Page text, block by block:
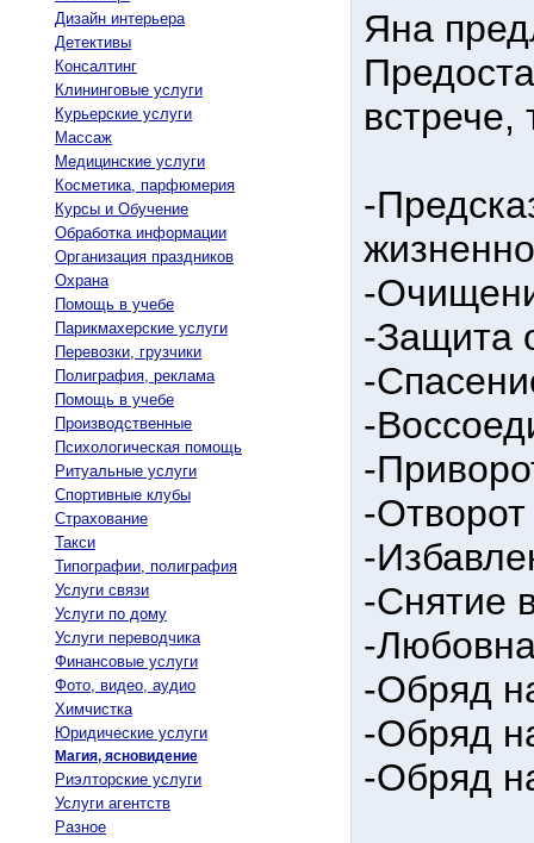
Дизайн интерьера
Детективы
Консалтинг
Клининговые услуги
Курьерские услуги
Массаж
Медицинские услуги
Косметика, парфюмерия
Курсы и Обучение
Обработка информации
Организация праздников
Охрана
Помощь в учебе
Парикмахерские услуги
Перевозки, грузчики
Полиграфия, реклама
Помощь в учебе
Производственные
Психологическая помощь
Ритуальные услуги
Спортивные клубы
Страхование
Такси
Типографии, полиграфия
Услуги связи
Услуги по дому
Услуги переводчика
Финансовые услуги
Фото, видео, аудио
Химчистка
Юридические услуги
Магия, ясновидение
Риэлторские услуги
Услуги агентств
Разное
Яна
встрече,
-
-
-Защита
-
-
-
-
-
-Снятие
-
-Обряд
-Обряд
-Обряд